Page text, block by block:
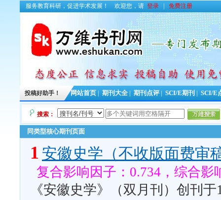
服务教育科研，促进学术发展！ 欢迎您，请 登录 免费注册
投稿好助手！ 网站首页 期刊大全 期刊点评 SCI/E期刊 SCI/E
搜索：
同类型核心期刊页面
1 安徽史学（不收版面费审
复合影响因子：0.734，综合影
《安徽史学》（双月刊）创刊